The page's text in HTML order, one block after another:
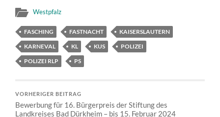
Westpfalz
FASCHING FASTNACHT
KAISERSLAUTERN
KARNEVAL
KL KUS
POLIZEI
POLIZEI RLP
PS
VORHERIGER BEITRAG
Bewerbung für 16. Bürgerpreis der Stiftung des
Landkreises Bad Dürkheim – bis 15. Februar 2024